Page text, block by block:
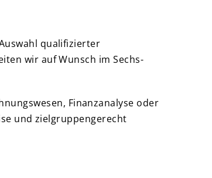
qualifizierter
wir auf Wunsch im Sechs-
Finanzanalyse oder
und zielgruppengerecht